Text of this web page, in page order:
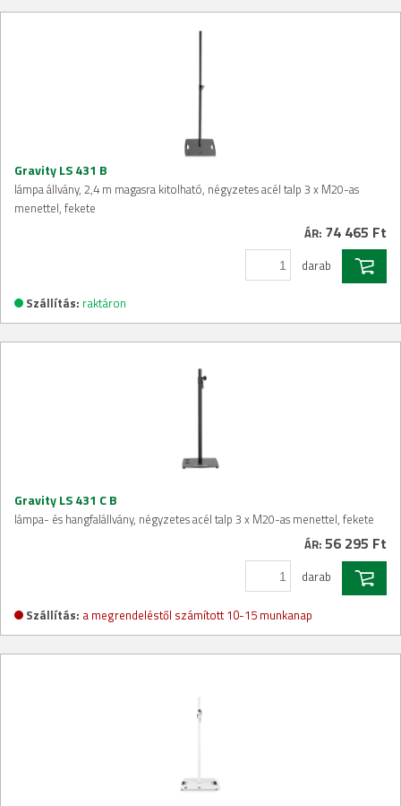
Gravity LS 431 B
lámpa állvány, 2,4 m magasra kitolható, négyzetes acél talp 3 x M20-as
menettel, fekete
ÁR: 74 465 Ft
darab
Szállítás: raktáron
Gravity LS 431 C B
lámpa- és hangfalállvány, négyzetes acél talp 3 x M20-as menettel, fekete
ÁR: 56 295 Ft
darab
Szállítás: a megrendeléstől számított 10-15 munkanap